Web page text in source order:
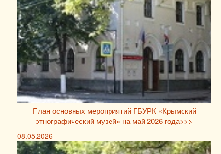
План основных мероприятий ГБУРК «Крымский
этнографический музей» на май 2026 года>>>
08.05.2026